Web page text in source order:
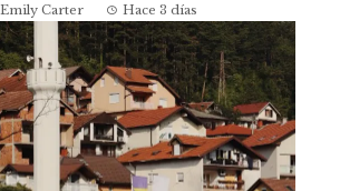
Emily Carter Hace 3 días